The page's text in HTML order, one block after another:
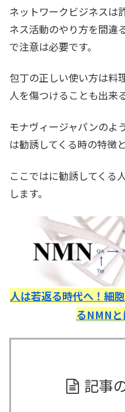
ネットワークビジネスは
ネス活動のやり方を間違
で注意は必要です。
包丁の正しい使い方は料
人を傷つけることも出来
モナヴィージャパンのよ
は勧誘してくる時の特徴
ここではに勧誘してくる
します。
人は若返る時代へ！細
るNMNと
記事